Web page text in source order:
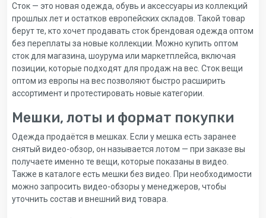
Сток — это новая одежда, обувь и аксессуары из коллекций
прошлых лет и остатков европейских складов. Такой товар
берут те, кто хочет продавать сток брендовая одежда оптом
без переплаты за новые коллекции. Можно купить оптом
сток для магазина, шоурума или маркетплейса, включая
позиции, которые подходят для продаж на вес. Сток вещи
оптом из европы на вес позволяют быстро расширить
ассортимент и протестировать новые категории.
Мешки, лоты и формат покупки
Одежда продаётся в мешках. Если у мешка есть заранее
снятый видео-обзор, он называется лотом — при заказе вы
получаете именно те вещи, которые показаны в видео.
Также в каталоге есть мешки без видео. При необходимости
можно запросить видео-обзоры у менеджеров, чтобы
уточнить состав и внешний вид товара.